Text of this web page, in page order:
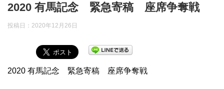
2020 有馬記念 緊急寄稿 座席争奪戦
投稿日： 2020年12月26日
2020 有馬記念 緊急寄稿 座席争奪戦